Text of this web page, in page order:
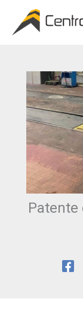
contenuto
Patente